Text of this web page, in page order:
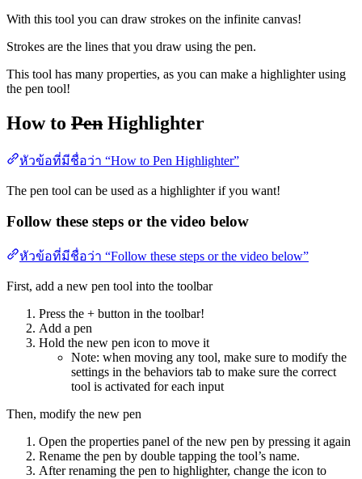
With this tool you can draw strokes on the infinite canvas!
Strokes are the lines that you draw using the pen.
This tool has many properties, as you can make a highlighter using
the pen tool!
How to Pen Highlighter
หัวข้อที่มีชื่อว่า “How to Pen Highlighter”
The pen tool can be used as a highlighter if you want!
Follow these steps or the video below
หัวข้อที่มีชื่อว่า “Follow these steps or the video below”
First, add a new pen tool into the toolbar
Press the + button in the toolbar!
Add a pen
Hold the new pen icon to move it
Note: when moving any tool, make sure to modify the
settings in the behaviors tab to make sure the correct
tool is activated for each input
Then, modify the new pen
Open the properties panel of the new pen by pressing it again
Rename the pen by double tapping the tool’s name.
After renaming the pen to highlighter, change the icon to